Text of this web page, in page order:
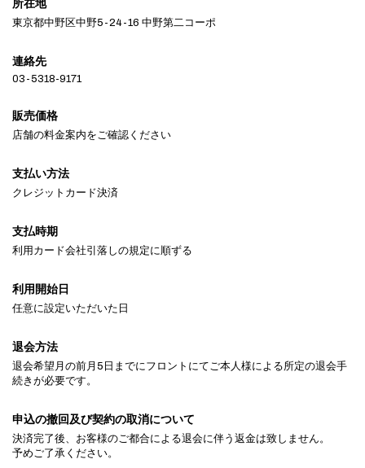
所在地
東京都中野区中野5-24-16 中野第二コーポ
連絡先
03-5318-9171
販売価格
店舗の料金案内をご確認ください
支払い方法
クレジットカード決済
支払時期
利用カード会社引落しの規定に順ずる
利用開始日
任意に設定いただいた日
退会方法
退会希望月の前月5日までにフロントにてご本人様による所定の退会手
続きが必要です。
申込の撤回及び契約の取消について
決済完了後、お客様のご都合による退会に伴う返金は致しません。
予めご了承ください。